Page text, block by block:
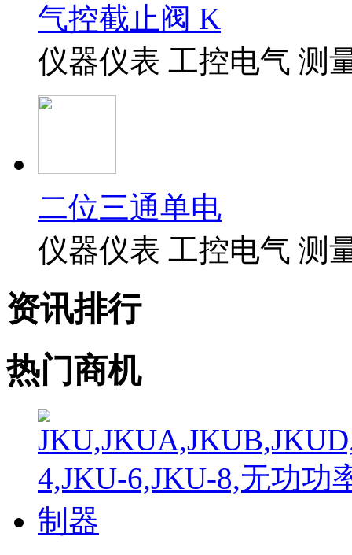
气控截止阀 K
仪器仪表 工控电气 测
二位三通单电
仪器仪表 工控电气 测
资讯排行
热门商机